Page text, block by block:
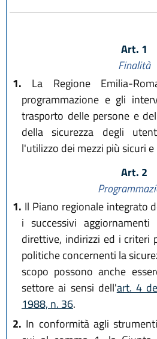
L.R. 27 luglio 2018, n.
L.R. 27 dicembre
Art. 1
Finalità
1. La Regione Emilia-
programmazione e gli
trasporto delle persone e
della sicurezza degli
l'utilizzo dei mezzi più sicuri
Art. 2
1. Il Piano regionale integrato
i successivi
direttive, indirizzi ed i criteri
politiche concernenti la
scopo possono anche
settore ai sensi dell'art. 4
1988, n. 36.
2. In conformità agli